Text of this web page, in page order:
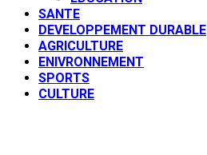
SANTE
DEVELOPPEMENT DURABLE
AGRICULTURE
ENIVRONNEMENT
SPORTS
CULTURE